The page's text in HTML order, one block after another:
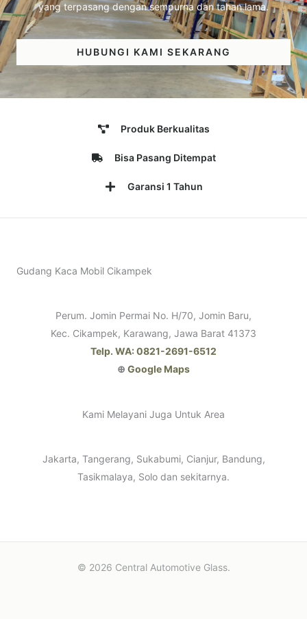
yang terpasang dengan sempurna dan tahan lama.
HUBUNGI KAMI SEKARANG
Produk Berkualitas
Bisa Pasang Ditempat
Garansi 1 Tahun
Gudang Kaca Mobil Cikampek
Perum. Jomin Permai No. H/70, Jomin Baru,
Kec. Cikampek, Karawang, Jawa Barat 41373
Telp. WA: 0821-2691-6512
⊕ Google Maps
Kami Melayani Juga Untuk Area
Jakarta, Tangerang, Sukabumi, Cianjur, Bandung,
Tasikmalaya, Solo dan sekitarnya.
© 2026 Central Automotive Glass.